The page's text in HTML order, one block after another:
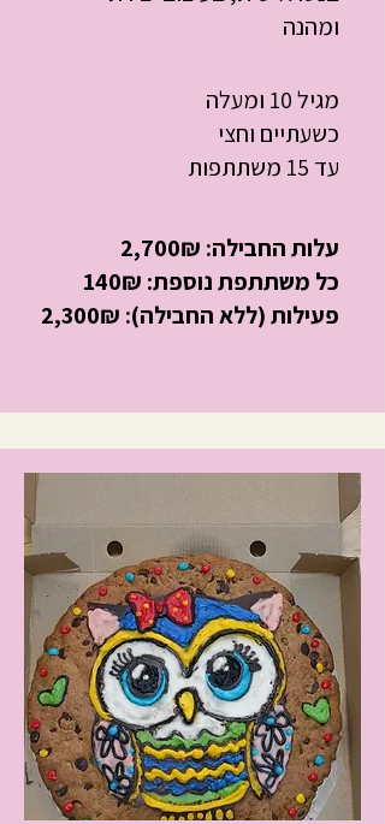
ומהנה
מגיל 10 ומעלה
כשעתיים וחצי
עד 15 משתתפות
עלות החבילה: 2,700₪
כל משתתפת נוספת: 140₪
פעילות (ללא החבילה): 2,300₪